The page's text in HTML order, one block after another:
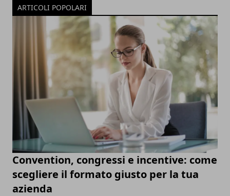
ARTICOLI POPOLARI
Convention, congressi e incentive: come
scegliere il formato giusto per la tua
azienda